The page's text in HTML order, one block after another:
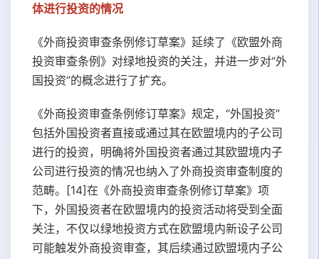
体进行投资的情况
《外商投资审查条例修订草案》延续了《欧盟外商
投资审查条例》对绿地投资的关注，并进一步对“外
国投资”的概念进行了扩充。
《外商投资审查条例修订草案》规定，“外国投资”
包括外国投资者直接或通过其在欧盟境内的子公司
进行的投资，明确将外国投资者通过其欧盟境内子
公司进行投资的情况也纳入了外商投资审查制度的
范畴。[14]在《外商投资审查条例修订草案》项
下，外国投资者在欧盟境内的投资活动将受到全面
关注，不仅以绿地投资方式在欧盟境内新设子公司
可能触发外商投资审查，其后续通过欧盟境内子公